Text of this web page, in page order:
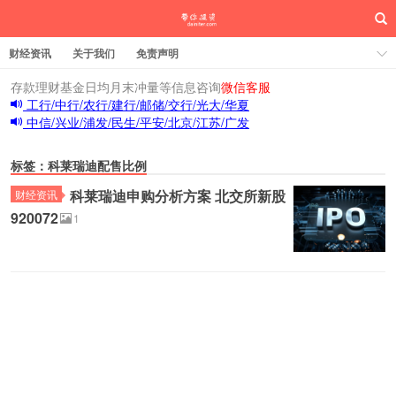
财经资讯 关于我们 免责声明
存款理财基金日均月末冲量等信息咨询微信客服
工行/中行/农行/建行/邮储/交行/光大/华夏
中信/兴业/浦发/民生/平安/北京/江苏/广发
标签：科莱瑞迪配售比例
财经资讯
科莱瑞迪申购分析方案 北交所新股
920072
1